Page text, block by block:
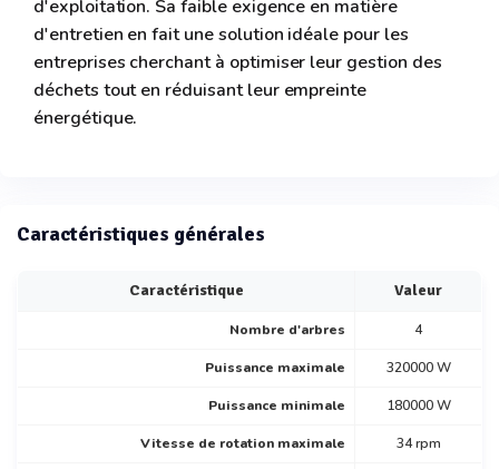
d'exploitation. Sa faible exigence en matière
d'entretien en fait une solution idéale pour les
entreprises cherchant à optimiser leur gestion des
déchets tout en réduisant leur empreinte
énergétique.
Caractéristiques générales
Caractéristique Valeur
Nombre d'arbres 4
Puissance maximale 320000 W
Puissance minimale 180000 W
Vitesse de rotation maximale 34 rpm